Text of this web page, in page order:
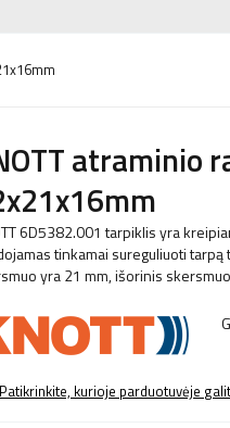
atraminio
6D5382.001 tarpiklis yra
tinkamai sureguliuoti
yra 21 mm, išorinis
Patikrinkite, kurioje parduotuvėje